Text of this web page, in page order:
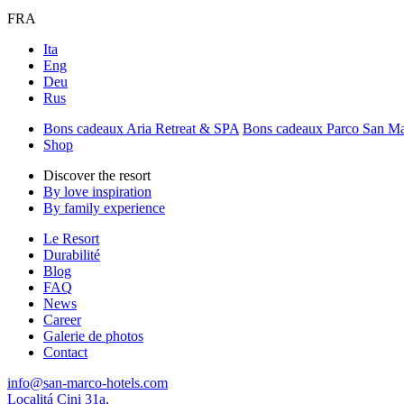
FRA
Ita
Eng
Deu
Rus
Bons cadeaux Aria Retreat & SPA Bons cadeaux Parco San
Shop
Discover the resort
By love inspiration
By family experience
Le Resort
Durabilité
Blog
FAQ
News
Career
Galerie de photos
Contact
info@san-marco-hotels.com
Localitá Cini 31a,